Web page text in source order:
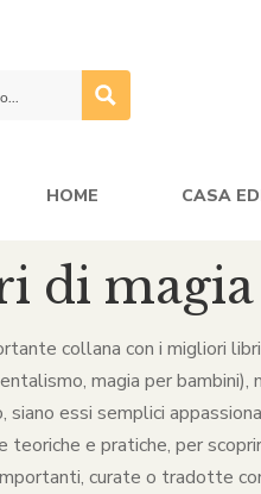
HOME CASA
di magia
collana con i migliori
magia per
siano essi semplici
teoriche e pratiche, per
curate o tradotte